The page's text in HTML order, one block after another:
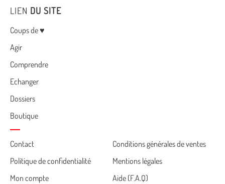
LIEN DU SITE
Menu
Coups de ♥
Agir
Comprendre
Echanger
Dossiers
Boutique
Cemea
footer
Contact
Conditions générales de ventes
Politique de confidentialité
Mentions légales
Mon compte
Aide (F.A.Q)